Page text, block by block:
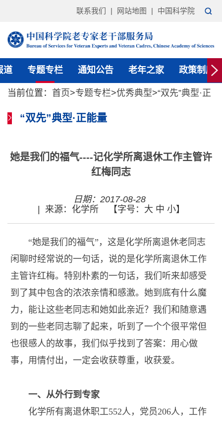
联系我们 | 网站地图 | 中国科学院
道 专题专栏 通知公告 老年之家 政策制度
当前位置： 首页>专题专栏>优秀典型>“双先”典型·正
“双先”典型·正能量
她是我们的福气----记化学所离退休工作主管许
红梅同志
日期：2017-08-28
| 来源：化学所 【字号： 大 中 小】
“她是我们的福气”，这是化学所离退休老同志
闲聊时经常说的一句话，说的是化学所离退休工作
主管许红梅。特别朴素的一句话，我们听来却感受
到了其中包含的浓浓亲情和感激。她到底有什么魔
力，能让这些老同志和她如此亲近？我们和随意遇
到的一些老同志聊了起来，听到了一个个很平常但
也很感人的故事，我们似乎找到了答案：用心做
事，用情付出，一定会收获尊重，收获爱。
一、从外行到专家
化学所有离退休职工552人，党员206人，工作